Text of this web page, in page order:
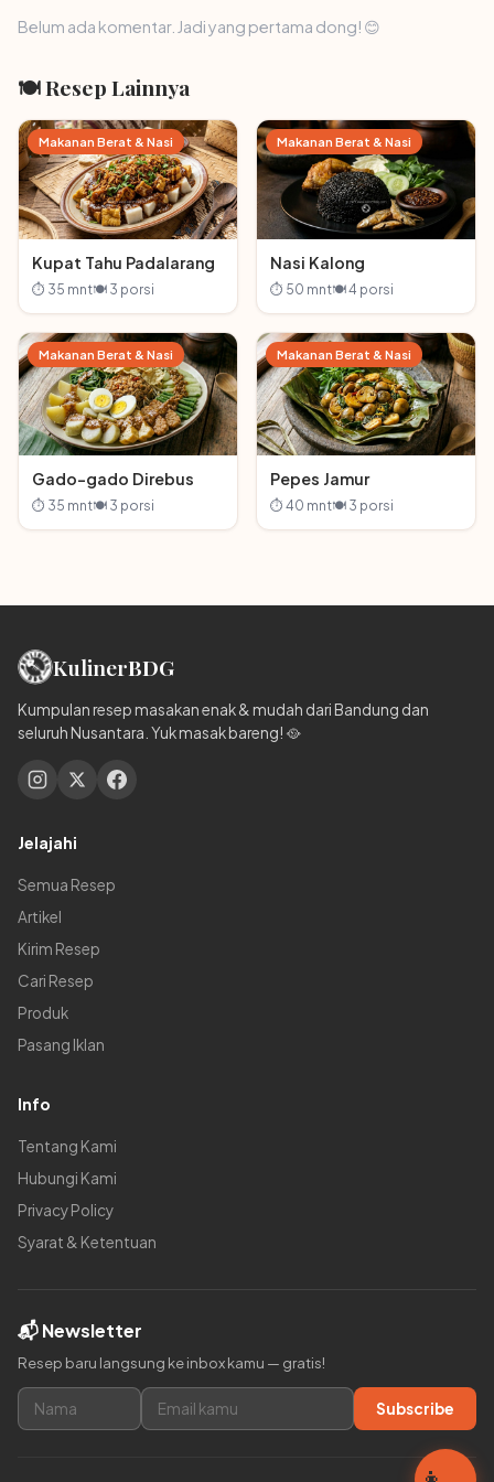
Belum ada komentar. Jadi yang pertama dong! 😊
🍽 Resep Lainnya
Makanan Berat & Nasi
Kupat Tahu Padalarang
⏱ 35 mnt🍽 3 porsi
Makanan Berat & Nasi
Nasi Kalong
⏱ 50 mnt🍽 4 porsi
Makanan Berat & Nasi
Gado-gado Direbus
⏱ 35 mnt🍽 3 porsi
Makanan Berat & Nasi
Pepes Jamur
⏱ 40 mnt🍽 3 porsi
KulinerBDG
Kumpulan resep masakan enak & mudah dari Bandung dan
seluruh Nusantara. Yuk masak bareng! 🥘
Jelajahi
Semua Resep
Artikel
Kirim Resep
Cari Resep
Produk
Pasang Iklan
Info
Tentang Kami
Hubungi Kami
Privacy Policy
Syarat & Ketentuan
📬 Newsletter
Resep baru langsung ke inbox kamu — gratis!
Subscribe